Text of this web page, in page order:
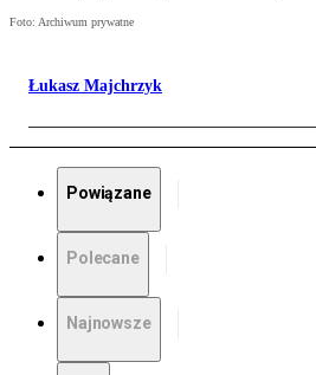
Foto: Archiwum prywatne
Łukasz Majchrzyk
Powiązane
Polecane
Najnowsze